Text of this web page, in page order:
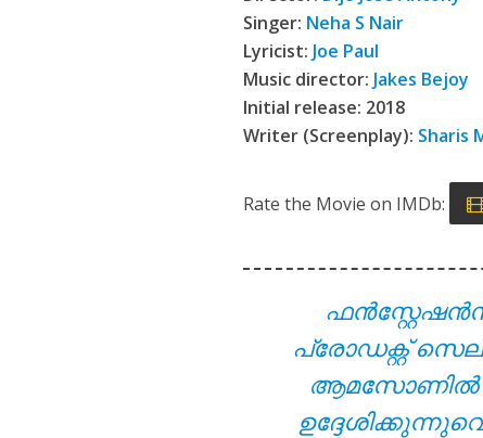
Viral Thodathe
Aanandamo
Singer: Neha S Nair
Lyricist: Joe Paul
Music director: Jakes Bejoy
Initial release: 2018
Writer (Screenplay): Sharis
Rate the Movie on IMDb:
പ്രോഡക്റ്റ്
ആമസോണിൽ